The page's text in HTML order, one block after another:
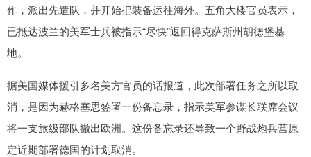
作，派出先遣队，并开始把装备运往海外。五角大楼官员表示，
已抵达波兰的美军士兵被指示“尽快”返回得克萨斯州胡德堡基
地。
据美国媒体援引多名美方官员的话报道，此次部署任务之所以取
消，是因为赫格塞思签署一份备忘录，指示美军参谋长联席会议
将一支旅级部队撤出欧洲。这份备忘录还导致一个野战炮兵营原
定近期部署德国的计划取消。